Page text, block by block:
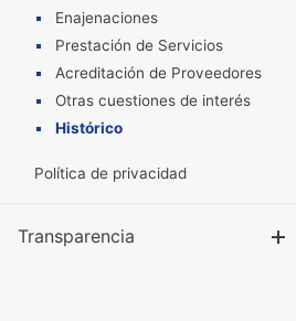
Enajenaciones
Prestación de Servicios
Acreditación de Proveedores
Otras cuestiones de interés
Histórico
Política de privacidad
Transparencia